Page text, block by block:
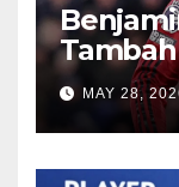
2026/27
MAY 28,